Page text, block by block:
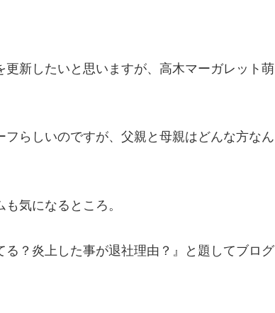
新したいと思いますが、高木マーガレット萌
らしいのですが、父親と母親はどんな方なん
気になるところ。
？炎上した事が退社理由？』と題してブログ